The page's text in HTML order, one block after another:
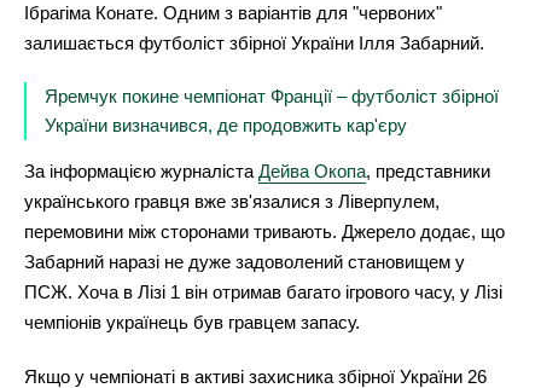
Ібрагіма Конате. Одним з варіантів для "червоних"
залишається футболіст збірної України Ілля Забарний.
Яремчук покине чемпіонат Франції – футболіст збірної
України визначився, де продовжить кар'єру
За інформацією журналіста Дейва Окопа, представники
українського гравця вже зв'язалися з Ліверпулем,
перемовини між сторонами тривають. Джерело додає, що
Забарний наразі не дуже задоволений становищем у
ПСЖ. Хоча в Лізі 1 він отримав багато ігрового часу, у Лізі
чемпіонів українець був гравцем запасу.
Якщо у чемпіонаті в активі захисника збірної України 26